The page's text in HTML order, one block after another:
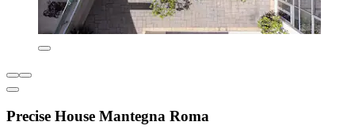
Precise House Mantegna Roma